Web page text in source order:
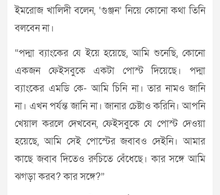
ইমরোজ খালিদী বলেন, ‘গুঞ্জন’ নিয়ে কোনো কথা তিনি
বলবেন না।
“পদ্মা ব্যাংকের যে ইয়ে হয়েছে, আমি শুনেছি, কোনো
একজন ফেইসবুকে একটা পোস্ট দিয়েছে। পদ্মা
ব্যাংকের এমডি কে- আমি চিনি না। তার নামও জানি
না। এখন পর্যন্ত জানি না। জানার চেষ্টাও করিনি। আপনি
খেয়াল করলে দেখবেন, ফেইসবুকে যে পোস্ট দেওয়া
হয়েছে, আমি সেই পোস্টের জবাবও দেইনি। আমার
কাছে জবাব দিতেও রুচিতে বেঁধেছে। কার সঙ্গে আমি
ঝগড়া করব? কার সঙ্গে?”